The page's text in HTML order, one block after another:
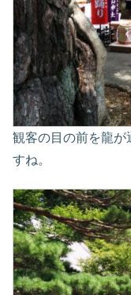
観客の目の前を龍が
すね。